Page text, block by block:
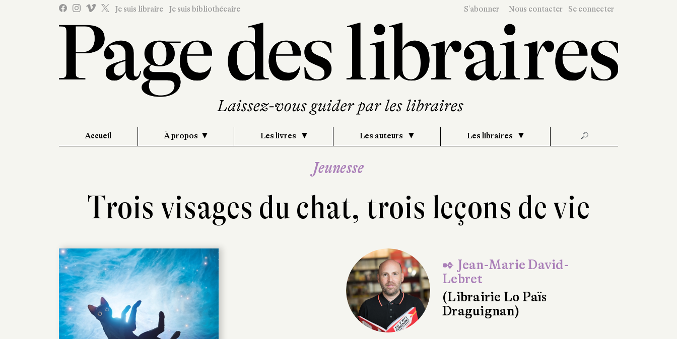
Je suis libraire Je suis bibliothécaire S'abonner Nous contacter Se connecter
Accueil À propos Les livres Les auteurs Les libraires 🔎
Jeunesse
Trois visages du chat, trois leçons de vie
✒ Jean-Marie David-
Lebret
(Librairie Lo Païs
Draguignan)